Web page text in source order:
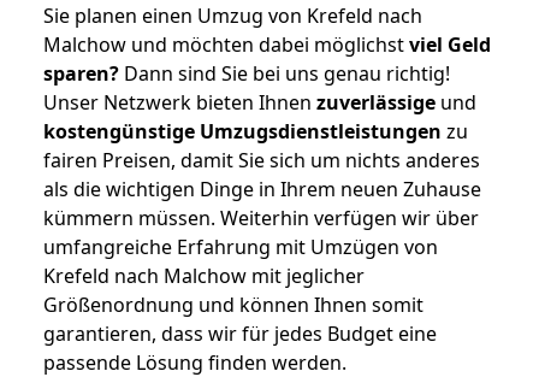
Sie planen einen Umzug von Krefeld nach
Malchow und möchten dabei möglichstviel Geld
sparen? Dann sind Sie bei uns genau richtig!
Unser Netzwerk bieten Ihnen zuverlässige und
kostengünstige Umzugsdienstleistungen zu
fairen Preisen, damit Sie sich um nichts anderes
als die wichtigen Dinge in Ihrem neuen Zuhause
kümmern müssen. Weiterhin verfügen wir über
umfangreiche Erfahrung mit Umzügen von
Krefeld nach Malchow mit jeglicher
Größenordnung und können Ihnen somit
garantieren, dass wir für jedes Budget eine
passende Lösung finden werden.